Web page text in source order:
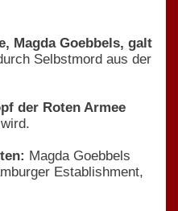
Magda Goebbels, galt
Selbstmord aus der
der Roten Armee
Magda Goebbels
Establishment,